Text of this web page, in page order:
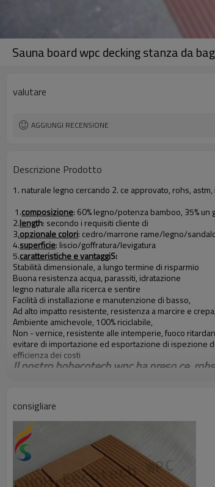
Sauna board wpc decking stanza da
valutare
AGGIUNGI RECENSIONE
Descrizione Prodotto
1. naturale legno cercando 2. ce approvato, rohs,
1.composizione: 60% legno/potenza bamboo, 35% un
2.length: secondo i requisiti cliente di
3.opzionale colori: cedro/marrone rame/legno/
4.superficie: liscio/goffratura/levigatura
5.caratteristiche e vantaggiS:
Stabilità dimensionale, a lungo termine di risparmio
Buona resistenza acqua, parassiti, idratazione
legno naturale alla ricerca e sentire
Facilità di installazione e manutenzione di basso,
Ad alto impatto resistente, resistenza a marcire e crepa,
Ambiente amichevole, 100% riciclabile,
Non - vernice, resistente alle intemperie, fuoco
evitare di importazione ed esportazione di ispezione
efficienza dei costi
Il nostro hohecotech wpc ha preso ce,
2. hoh ecotech's custom - lunghezza di ridurre al
3. quality, ad alta resistenza alla trazione e non clip o
consigliare